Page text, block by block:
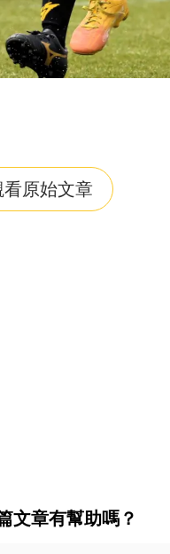
看原始文章
文章有幫助嗎？